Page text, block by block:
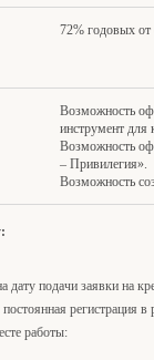
72% годовых
Возможность
инструмент
Возможность
– Привилегия».
Возможность
дату подачи заявки на
регистрация
работы: